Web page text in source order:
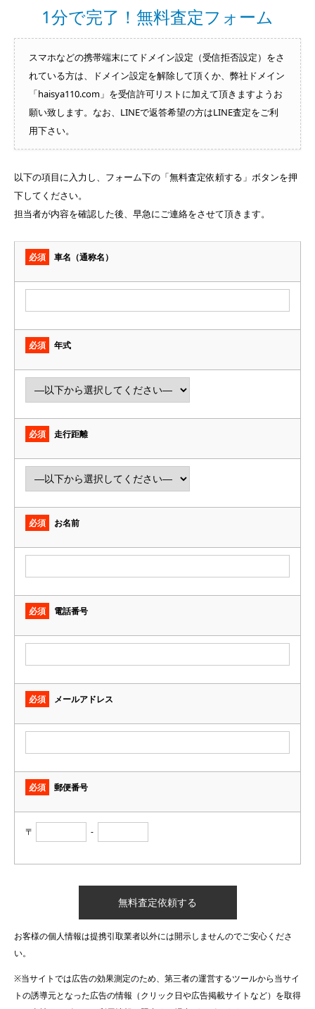
1分で完了！無料査定フォーム
スマホなどの携帯端末にてドメイン設定（受信拒否設定）をさ
れている方は、ドメイン設定を解除して頂くか、弊社ドメイン
「haisya110.com」を受信許可リストに加えて頂きますようお
願い致します。なお、LINEで返答希望の方はLINE査定をご利
用下さい。
以下の項目に入力し、フォーム下の「無料査定依頼する」ボタンを押
下してください。
担当者が内容を確認した後、早急にご連絡をさせて頂きます。
必須 車名（通称名）
必須 年式
必須 走行距離
必須 お名前
必須 電話番号
必須 メールアドレス
必須 郵便番号
〒 -
お客様の個人情報は提携引取業者以外には開示しませんのでご安心くださ
い。
※当サイトでは広告の効果測定のため、第三者の運営するツールから当サイ
トの誘導元となった広告の情報（クリック日や広告掲載サイトなど）を取得